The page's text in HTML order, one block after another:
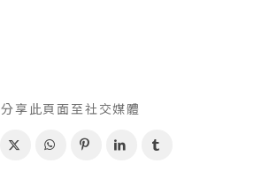
分享此頁面至社交媒體